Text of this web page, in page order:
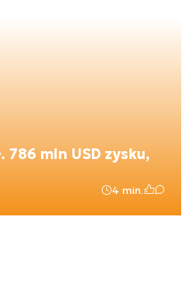
mln USD zysku,
4 min.